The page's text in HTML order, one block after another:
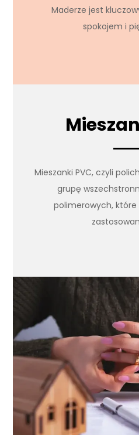
Maderze jest
spokojem i
Mieszanki PVC, czyli
grupę
polimerowych, które